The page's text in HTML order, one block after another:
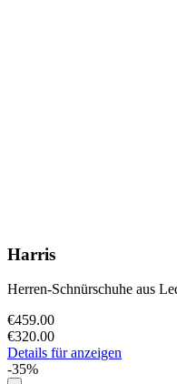
Harris
Herren-Schnürschuhe aus
€459.00
€320.00
Details für anzeigen
-35%